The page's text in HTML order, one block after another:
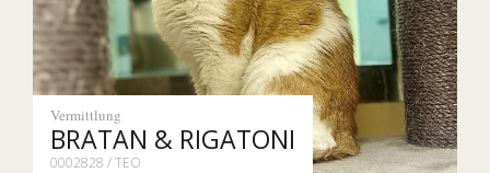
Vermittlung
BRATAN & RIGATONI
0002828 / TEO